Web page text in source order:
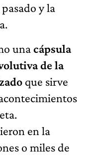
y la
unacápsula
de la
que sirve
en la
o miles de